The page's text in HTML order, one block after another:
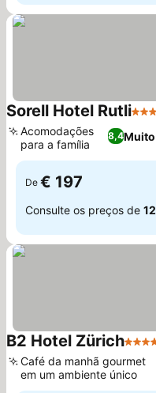
Sorell Hotel Rutli3
8,4
Acomodações
para a família
De € 197
Consulte os preços de
B2 Hotel Zürich4
Café da manhã gourmet
em um ambiente único